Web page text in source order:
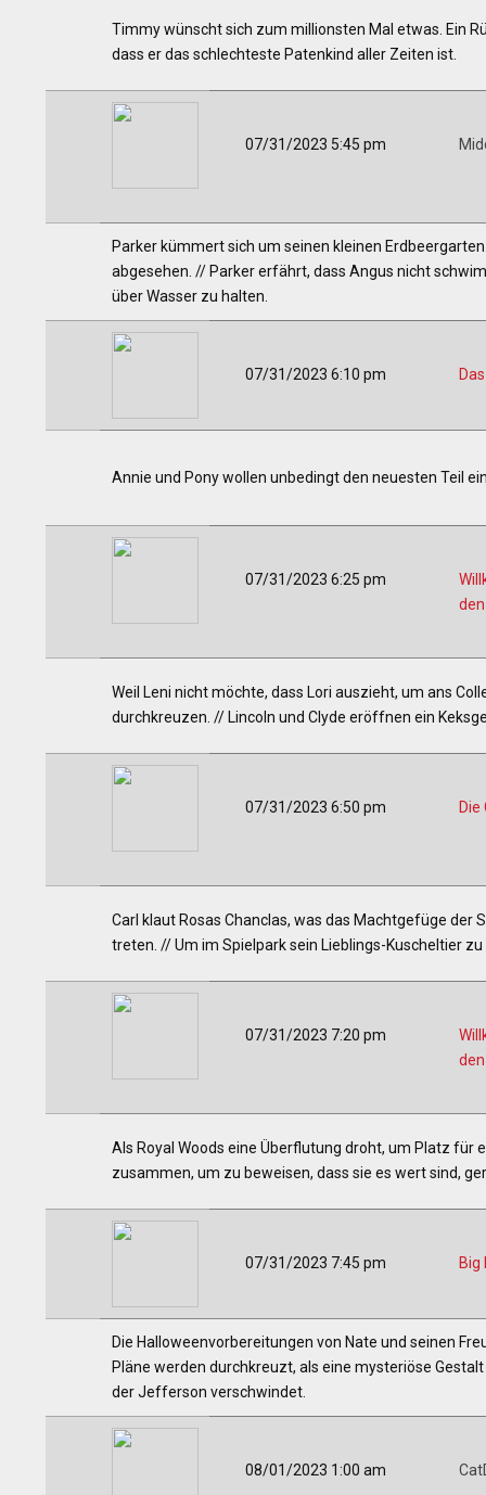
Timmy wünscht sich zum millionsten Mal etwas. Ein
dass er das schlechteste Patenkind aller Zeiten ist.
07/31/2023 5:45 pm
Parker kümmert sich um seinen kleinen
abgesehen. // Parker erfährt, dass Angus nicht
über Wasser zu halten.
07/31/2023 6:10 pm
Annie und Pony wollen unbedingt den neuesten Teil
07/31/2023 6:25 pm
Weil Leni nicht möchte, dass Lori auszieht, um ans
durchkreuzen. // Lincoln und Clyde eröffnen ein
07/31/2023 6:50 pm
Carl klaut Rosas Chanclas, was das Machtgefüge der
treten. // Um im Spielpark sein Lieblings-Kuscheltier
07/31/2023 7:20 pm
Als Royal Woods eine Überflutung droht, um Platz für
zusammen, um zu beweisen, dass sie es wert sind,
07/31/2023 7:45 pm Big
Die Halloweenvorbereitungen von Nate und seinen
Pläne werden durchkreuzt, als eine mysteriöse
der Jefferson verschwindet.
08/01/2023 1:00 am